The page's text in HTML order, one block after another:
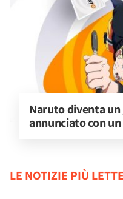
Naruto diventa
annunciato con
LE NOTIZIE PIÙ LETTE